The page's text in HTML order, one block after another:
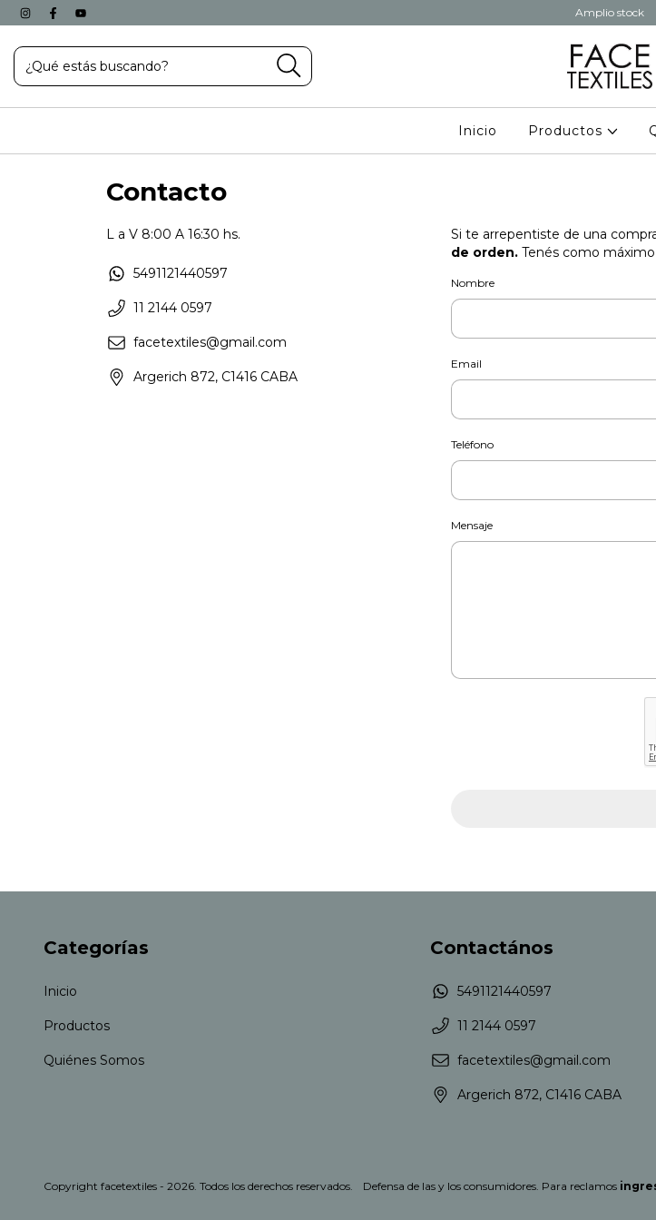
Amplio stock
Inicio Productos
Contacto
L a V 8:00 A 16:30 hs.
5491121440597
11 2144 0597
facetextiles@gmail.com
Argerich 872, C1416 CABA
Si te arrepentiste de una
de orden. Tenés como
Nombre
Email
Teléfono
Mensaje
Categorías
Inicio
Productos
Quiénes Somos
Contactános
5491121440597
11 2144 0597
facetextiles@gmail.com
Argerich 872, C1416 CABA
Copyright facetextiles - 2026. Todos los derechos reservados. Defensa de las y los consumidores. Para reclamos